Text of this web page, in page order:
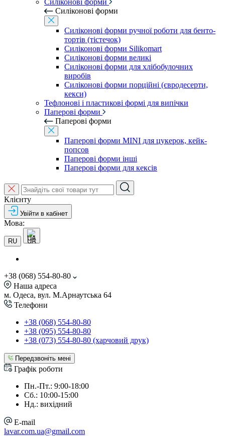
Силіконові форми
Силіконові форми
Силіконові форми ручної роботи для бенто-
тортів (тістечок)
Силіконові форми Silikomart
Силіконові форми великі
Силіконові форми для хлібобулочних
виробів
Силіконові форми порційні (євродесерти,
кекси)
Тефлонові і пластикові формі для випічки
Паперові форми
Паперові форми
Паперові форми MINI для цукерок, кейк-
попсов
Паперові форми інші
Паперові форми для кексів
Клієнту
Увійти в кабінет
Мова:
RU UA
+38 (068) 554-80-80
Наша адреса
м. Одеса, вул. М.Арнаутська 64
Телефони
+38 (068) 554-80-80
+38 (095) 554-80-80
+38 (073) 554-80-80 (харчовий друк)
Передзвоніть мені
Графік роботи
Пн.-Пт.: 9:00-18:00
Сб.: 10:00-15:00
Нд.: вихідний
E-mail
lavar.com.ua@gmail.com